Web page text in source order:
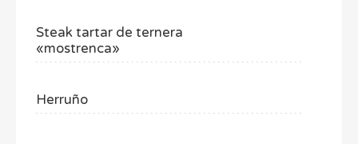
Steak tartar de ternera
«mostrenca»
Herruño